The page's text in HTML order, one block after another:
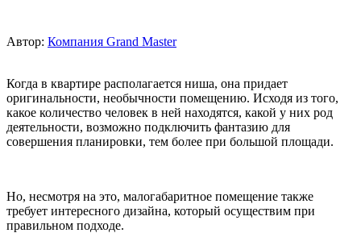
Автор: Компания Grand Master
Когда в квартире располагается ниша, она придает
оригинальности, необычности помещению. Исходя из того,
какое количество человек в ней находятся, какой у них род
деятельности, возможно подключить фантазию для
совершения планировки, тем более при большой площади.
Но, несмотря на это, малогабаритное помещение также
требует интересного дизайна, который осуществим при
правильном подходе.